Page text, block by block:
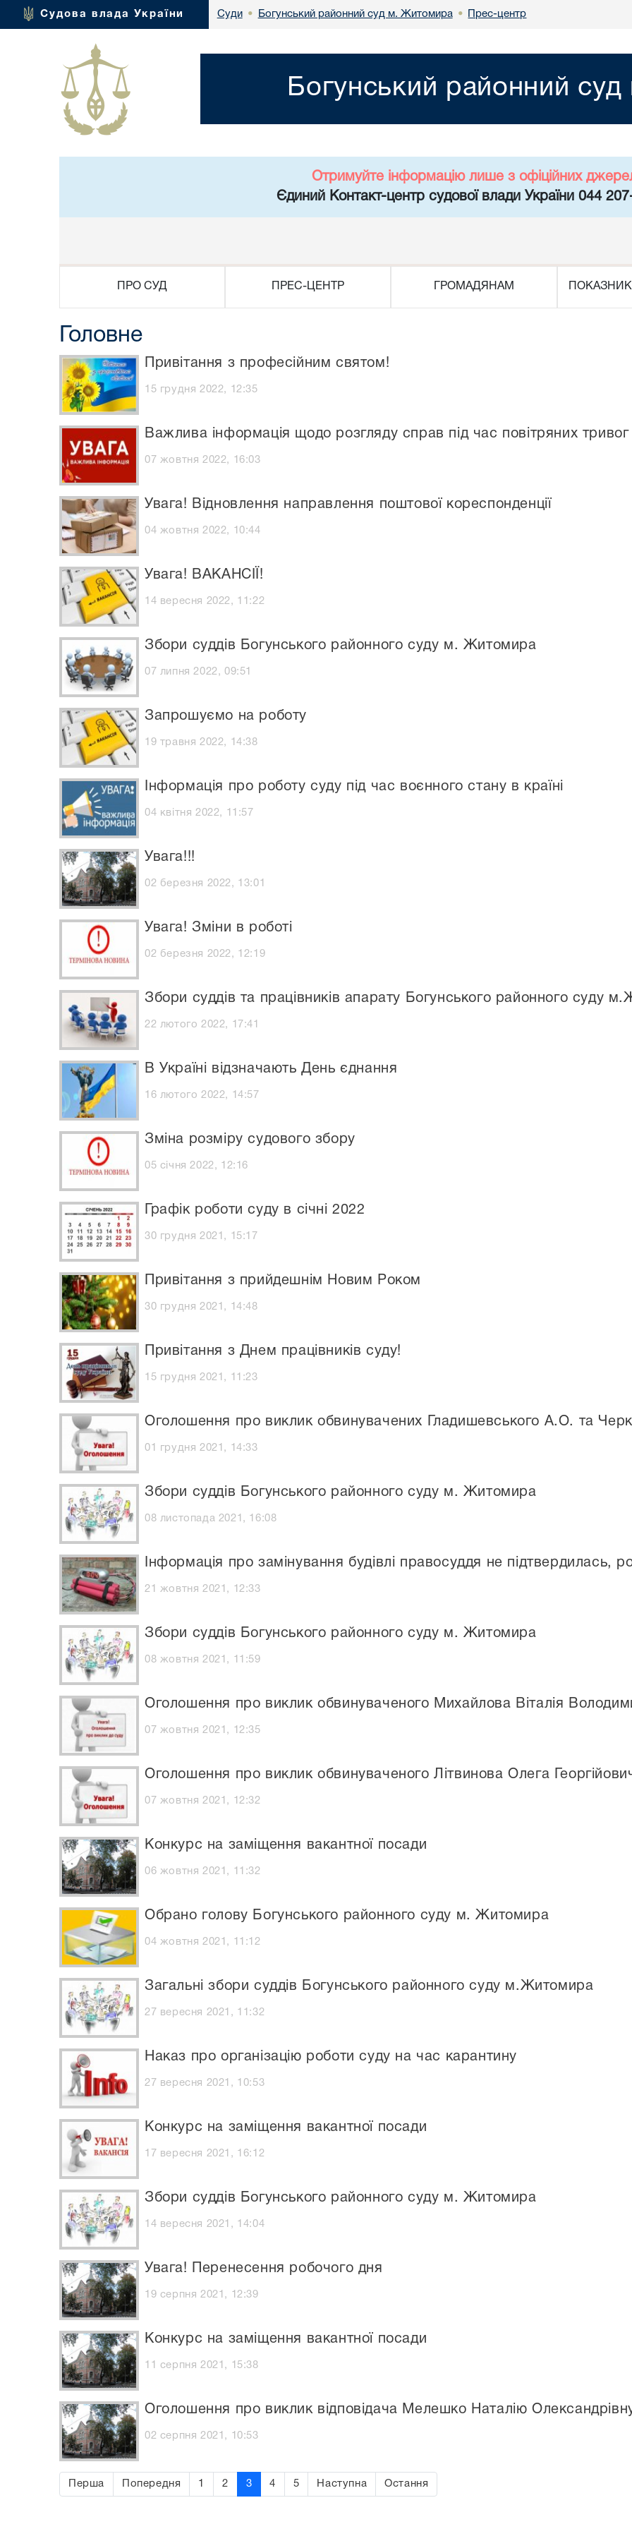
Судова влада України Суди • Богунський районний суд м. Житомира • Прес-центр
Богунський районний
Отримуйте інформацію лише з офіційних
Єдиний Контакт-центр судової влади України 044
ПРО СУД ПРЕС-ЦЕНТР ГРОМАДЯНАМ
Головне
Привітання з професійним святом!
15 грудня 2022, 12:35
Важлива інформація щодо розгляду справ під час повітряних тривог
07 жовтня 2022, 16:03
Увага! Відновлення направлення поштової кореспонденції
04 жовтня 2022, 10:44
Увага! ВАКАНСІЇ!
14 вересня 2022, 11:22
Збори суддів Богунського районного суду м. Житомира
07 липня 2022, 09:51
Запрошуємо на роботу
19 травня 2022, 14:38
Інформація про роботу суду під час воєнного стану в країні
04 квітня 2022, 11:57
Увага!!!
02 березня 2022, 13:01
Увага! Зміни в роботі
02 березня 2022, 12:19
Збори суддів та працівників апарату Богунського районного суду
22 лютого 2022, 17:41
В Україні відзначають День єднання
16 лютого 2022, 14:57
Зміна розміру судового збору
05 січня 2022, 12:16
Графік роботи суду в січні 2022
30 грудня 2021, 15:17
Привітання з прийдешнім Новим Роком
30 грудня 2021, 14:48
Привітання з Днем працівників суду!
15 грудня 2021, 11:23
Оголошення про виклик обвинувачених Гладишевського А.О. та
01 грудня 2021, 14:33
Збори суддів Богунського районного суду м. Житомира
08 листопада 2021, 16:08
Інформація про замінування будівлі правосуддя не підтвердилась,
21 жовтня 2021, 12:33
Збори суддів Богунського районного суду м. Житомира
08 жовтня 2021, 11:59
Оголошення про виклик обвинуваченого Михайлова Віталія
07 жовтня 2021, 12:35
Оголошення про виклик обвинуваченого Літвинова Олега
07 жовтня 2021, 12:32
Конкурс на заміщення вакантної посади
06 жовтня 2021, 11:32
Обрано голову Богунського районного суду м. Житомира
04 жовтня 2021, 11:12
Загальні збори суддів Богунського районного суду м.Житомира
27 вересня 2021, 11:32
Наказ про організацію роботи суду на час карантину
27 вересня 2021, 10:53
Конкурс на заміщення вакантної посади
17 вересня 2021, 16:12
Збори суддів Богунського районного суду м. Житомира
14 вересня 2021, 14:04
Увага! Перенесення робочого дня
19 серпня 2021, 12:39
Конкурс на заміщення вакантної посади
11 серпня 2021, 15:38
Оголошення про виклик відповідача Мелешко Наталію
02 серпня 2021, 10:53
Перша Попередня 1 2 3 4 5 Наступна Остання